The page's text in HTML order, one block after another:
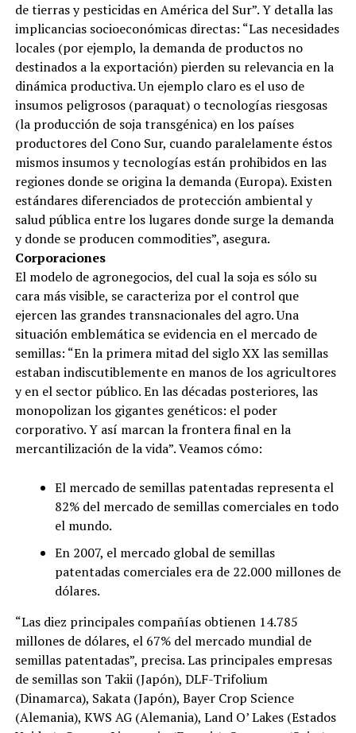
de tierras y pesticidas en América del Sur”. Y detalla las
implicancias socioeconómicas directas: “Las necesidades
locales (por ejemplo, la demanda de productos no
destinados a la exportación) pierden su relevancia en la
dinámica productiva. Un ejemplo claro es el uso de
insumos peligrosos (paraquat) o tecnologías riesgosas
(la producción de soja transgénica) en los países
productores del Cono Sur, cuando paralelamente éstos
mismos insumos y tecnologías están prohibidos en las
regiones donde se origina la demanda (Europa). Existen
estándares diferenciados de protección ambiental y
salud pública entre los lugares donde surge la demanda
y donde se producen commodities”, asegura.
Corporaciones
El modelo de agronegocios, del cual la soja es sólo su
cara más visible, se caracteriza por el control que
ejercen las grandes transnacionales del agro. Una
situación emblemática se evidencia en el mercado de
semillas: “En la primera mitad del siglo XX las semillas
estaban indiscutiblemente en manos de los agricultores
y en el sector público. En las décadas posteriores, las
monopolizan los gigantes genéticos: el poder
corporativo. Y así marcan la frontera final en la
mercantilización de la vida”. Veamos cómo:
El mercado de semillas patentadas representa el
82% del mercado de semillas comerciales en todo
el mundo.
En 2007, el mercado global de semillas
patentadas comerciales era de 22.000 millones de
dólares.
“Las diez principales compañías obtienen 14.785
millones de dólares, el 67% del mercado mundial de
semillas patentadas”, precisa. Las principales empresas
de semillas son Takii (Japón), DLF-Trifolium
(Dinamarca), Sakata (Japón), Bayer Crop Science
(Alemania), KWS AG (Alemania), Land O’ Lakes (Estados